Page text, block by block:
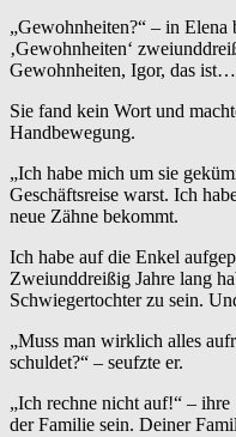
„Gewohnheiten?“ – in Elena
‚Gewohnheiten‘
Gewohnheiten, Igor, das
Sie fand kein Wort und
Handbewegung.
„Ich habe mich um sie
Geschäftsreise warst. Ich
neue Zähne bekommt.
Ich habe auf die Enkel
Zweiunddreißig Jahre lang
Schwiegertochter zu sein.
„Muss man wirklich alles
schuldet?“ – seufzte er.
„Ich rechne nicht auf!“ –
der Familie sein. Deiner